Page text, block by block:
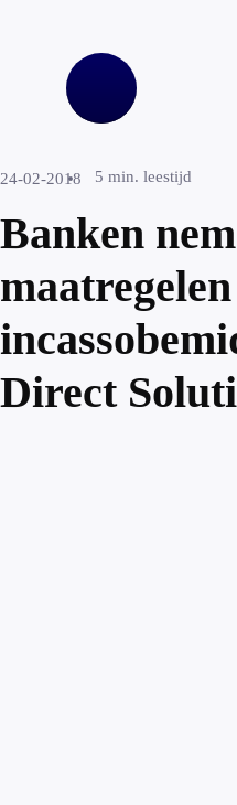
24-02-2018 5 min. leestijd
Banken
Direct